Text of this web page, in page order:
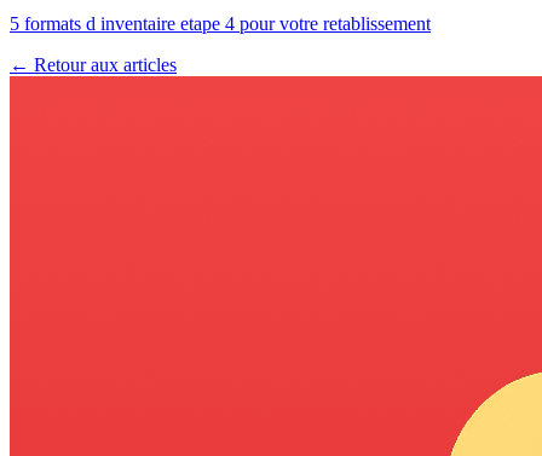
5 formats d inventaire etape 4 pour votre retablissement
← Retour aux articles